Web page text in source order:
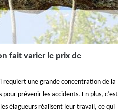
fait varier le prix de
requiert une grande concentration de la
prévenir les accidents. En plus, c’est
élagueurs réalisent leur travail, ce qui